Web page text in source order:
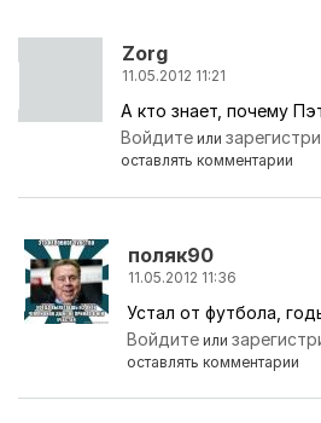
Zorg
11.05.2012 11:21
А кто знает, почему
Войдите или
оставлять комментарии
поляк90
11.05.2012 11:36
Ответ на комментарий
Устал от футбола,
Войдите или
оставлять комментарии